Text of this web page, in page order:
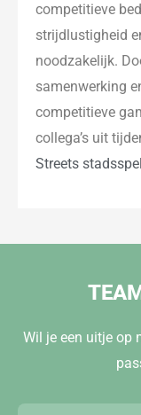
competitieve
strijdlustigheid
noodzakelijk.
samenwerking
competitieve
collega’s uit
Streets stadsspel
Wil je een uitje op